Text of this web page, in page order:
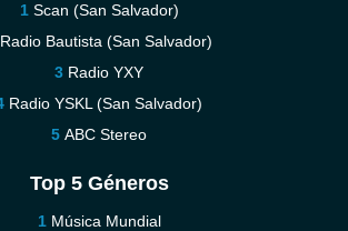
Scan (San Salvador)
Radio Bautista (San Salvador)
Radio YXY
Radio YSKL (San Salvador)
ABC Stereo
Top 5 Géneros
Música Mundial